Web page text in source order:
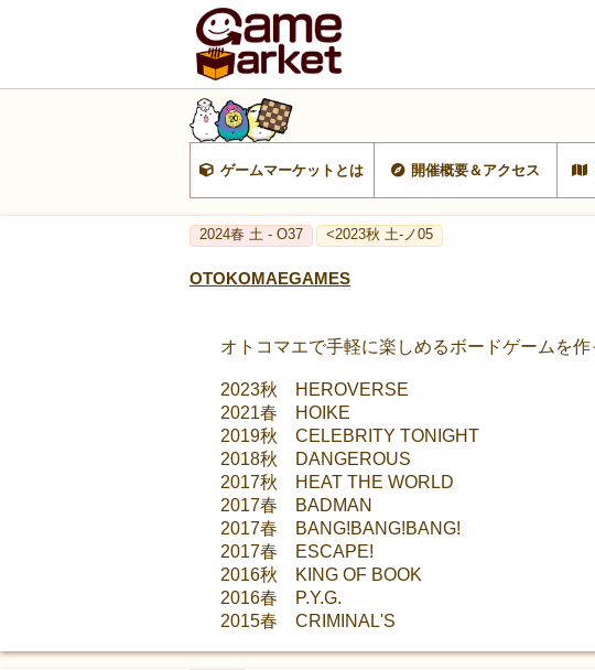
ゲームマーケットとは 開催概要＆アクセス
2024春 土 - O37 <2023秋 土-ノ05
OTOKOMAEGAMES
オトコマエで手軽に楽しめるボードゲームを作
2023秋 HEROVERSE
2021春 HOIKE
2019秋 CELEBRITY TONIGHT
2018秋 DANGEROUS
2017秋 HEAT THE WORLD
2017春 BADMAN
2017春 BANG!BANG!BANG!
2017春 ESCAPE!
2016秋 KING OF BOOK
2016春 P.Y.G.
2015春 CRIMINAL'S